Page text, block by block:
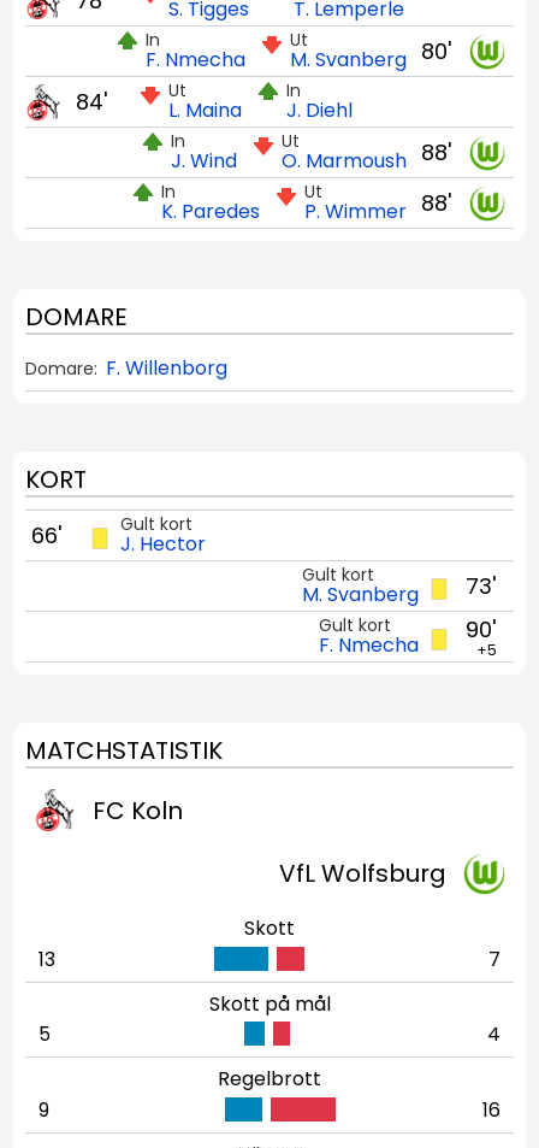
S. Tigges T. Lemperle
80'
Ut
M. Svanberg
In
F. Nmecha
Ut
L. Maina
In
J. Diehl
84'
88'
Ut
O. Marmoush
In
J. Wind
88'
Ut
P. Wimmer
In
K. Paredes
DOMARE
Domare: F. Willenborg
KORT
Gult kort
J. Hector
66'
73'
Gult kort
M. Svanberg
90'
+5
Gult kort
F. Nmecha
MATCHSTATISTIK
FC Koln
VfL Wolfsburg
Skott
13
7
Skott på mål
5
4
Regelbrott
9
16